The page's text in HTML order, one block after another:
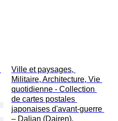
Ville et paysages,
Militaire, Architecture, Vie
quotidienne - Collection
de cartes postales
japonaises d'avant-guerre
– Dalian (Dairen),